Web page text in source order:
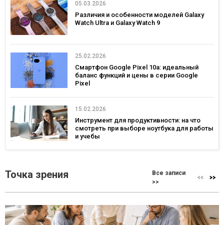
05.03.2026
Различия и особенности моделей Galaxy
Watch Ultra и Galaxy Watch 9
25.02.2026
Смартфон Google Pixel 10a: идеальный
баланс функций и цены в серии Google
Pixel
15.02.2026
Инструмент для продуктивности: на что
смотреть при выборе ноутбука для работы
и учебы
Точка зрения
Все записи
>>